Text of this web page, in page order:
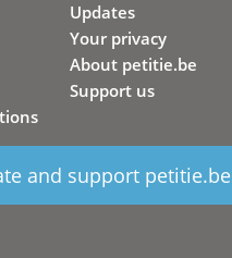
Updates
Your privacy
About petitie.be
Support us
and support petitie.be